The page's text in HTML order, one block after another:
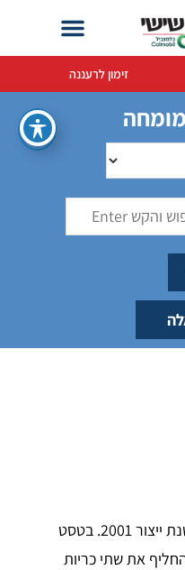
זימון לרעננה
יש ברשותי רכב יונדאי אלנטרה שנת ייצור 2001. בטסט
את שתי כריות